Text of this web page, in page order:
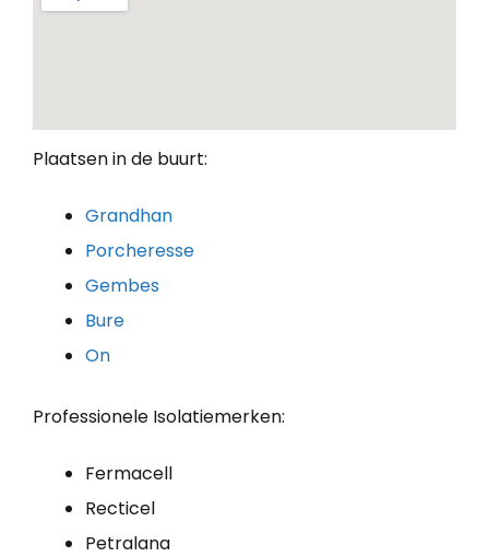
Plaatsen in de buurt:
Grandhan
Porcheresse
Gembes
Bure
On
Professionele Isolatiemerken:
Fermacell
Recticel
Petralana